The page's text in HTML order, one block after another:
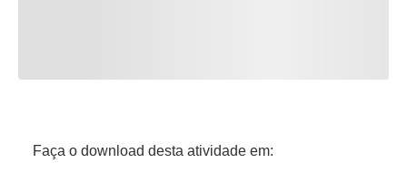
Faça o download desta atividade em: